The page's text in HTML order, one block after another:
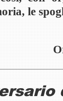
le